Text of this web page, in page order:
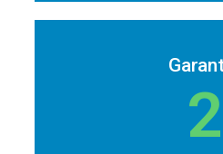
2